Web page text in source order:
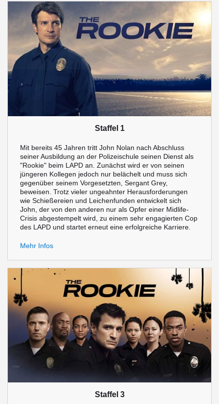
Staffel 1
Mit bereits 45 Jahren tritt John Nolan nach Abschluss
seiner Ausbildung an der Polizeischule seinen Dienst als
"Rookie" beim LAPD an. Zunächst wird er von seinen
jüngeren Kollegen jedoch nur belächelt und muss sich
gegenüber seinem Vorgesetzten, Sergant Grey,
beweisen. Trotz vieler ungeahnter Herausforderungen
wie Schießereien und Leichenfunden entwickelt sich
John, der von den anderen nur als Opfer einer Midlife-
Crisis abgestempelt wird, zu einem sehr engagierten Cop
des LAPD und startet erneut eine erfolgreiche Karriere.
Mehr Infos
Staffel 3